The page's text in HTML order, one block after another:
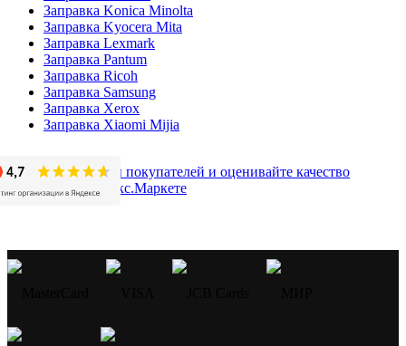
Заправка Konica Minolta
Заправка Kyocera Mita
Заправка Lexmark
Заправка Pantum
Заправка Ricoh
Заправка Samsung
Заправка Xerox
Заправка Xiaomi Mijia